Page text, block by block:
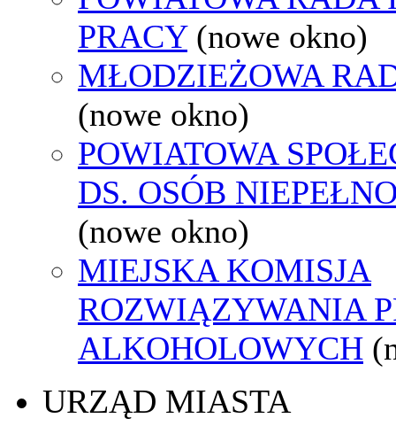
PRACY (nowe okno)
MŁODZIEŻOWA
(nowe okno)
POWIATOWA
DS. OSÓB
(nowe okno)
MIEJSKA KOMISJA
ROZWIĄZYWANIA
ALKOHOLOWYCH
URZĄD MIASTA